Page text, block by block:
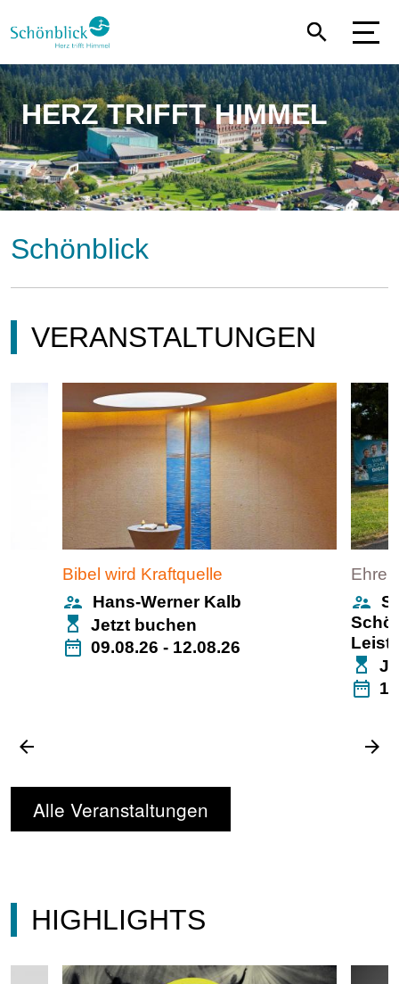
zum
HERZ TRIFFT HIMMEL
Schönblick
VERANSTALTUNGEN
Bibel wird Kraftquelle
supervisor_account
Hans-Werner Kalb
Jetzt buchen
date_range 09.08.26 - 12.08.26
supervisor_account
date_range
arrow_back arrow_forward
Alle Veranstaltungen
HIGHLIGHTS